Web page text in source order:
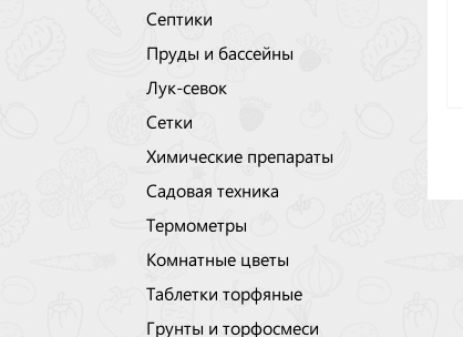
Септики
Пруды и бассейны
Лук-севок
Сетки
Химические препараты
Садовая техника
Термометры
Комнатные цветы
Таблетки торфяные
Грунты и торфосмеси